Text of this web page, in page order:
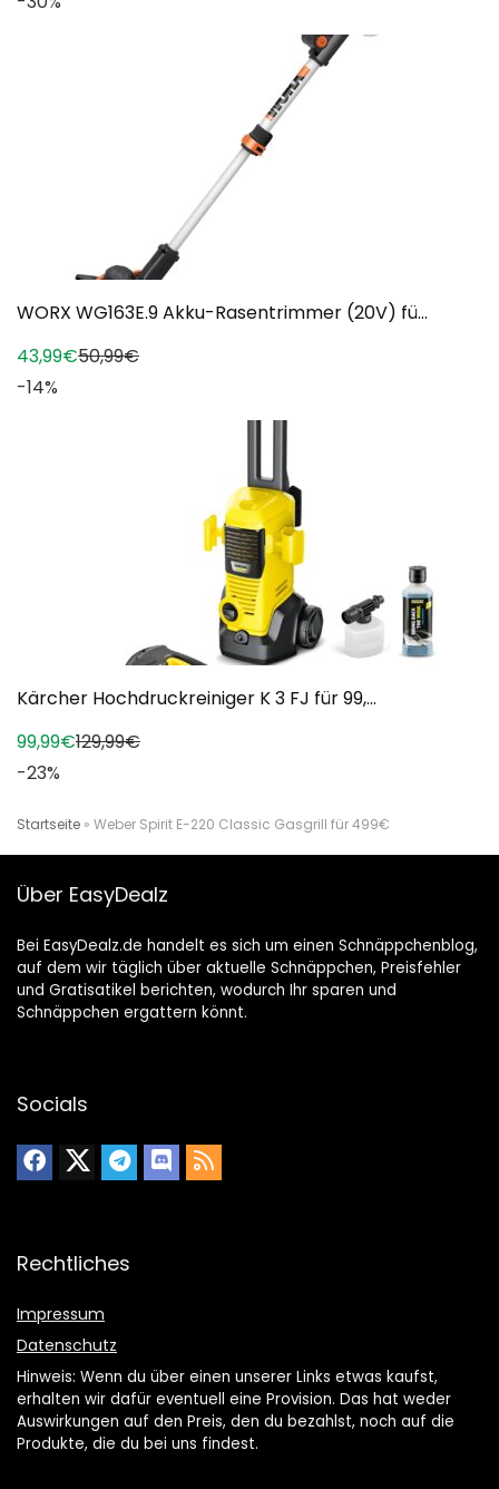
WORX WG163E.9 Akku-Rasentrimmer (20V) fü...
43,99€50,99€
-14%
Kärcher Hochdruckreiniger K 3 FJ für 99,...
99,99€129,99€
-23%
Startseite » Weber Spirit E-220 Classic Gasgrill für 499€
Über EasyDealz
Bei EasyDealz.de handelt es sich um einen Schnäppchenblog,
auf dem wir täglich über aktuelle Schnäppchen, Preisfehler
und Gratisatikel berichten, wodurch Ihr sparen und
Schnäppchen ergattern könnt.
Socials
Rechtliches
Impressum
Datenschutz
Hinweis: Wenn du über einen unserer Links etwas kaufst,
erhalten wir dafür eventuell eine Provision. Das hat weder
Auswirkungen auf den Preis, den du bezahlst, noch auf die
Produkte, die du bei uns findest.